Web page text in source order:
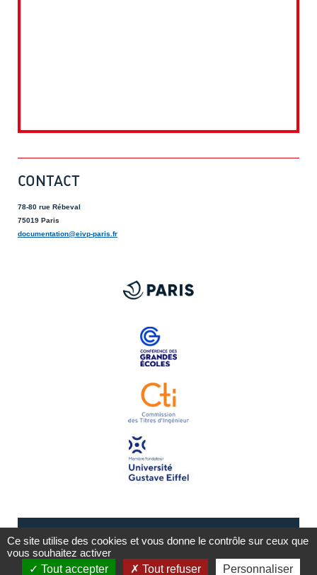
CONTACT
78-80 rue Rébeval
75019 Paris
documentation@eivp-paris.fr
Mentions légales Plan du site
Ce site utilise des cookies et vous donne le contrôle sur ceux que
vous souhaitez activer
Tout accepter
Tout refuser Personnaliser